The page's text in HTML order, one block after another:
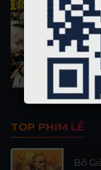
Tam
San
11.7K
TOP PHIM LẺ
Bố